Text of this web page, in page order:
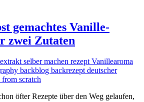
gemachtes Vanille-
zwei Zutaten
öfter Rezepte über den Weg gelaufen,